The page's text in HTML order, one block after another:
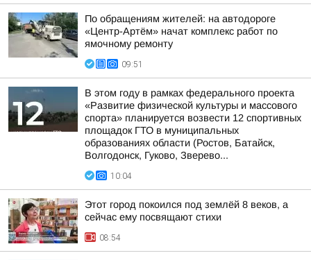
По обращениям жителей: на автодороге
«Центр-Артём» начат комплекс работ по
ямочному ремонту
09:51
В этом году в рамках федерального проекта
«Развитие физической культуры и массового
спорта» планируется возвести 12 спортивных
площадок ГТО в муниципальных
образованиях области (Ростов, Батайск,
Волгодонск, Гуково, Зверево...
10:04
Этот город покоился под землёй 8 веков, а
сейчас ему посвящают стихи
08:54